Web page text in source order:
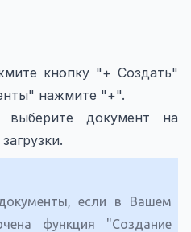
кнопку "+ Создать"
нажмите "+".
документ на
если в Вашем
функция "Создание